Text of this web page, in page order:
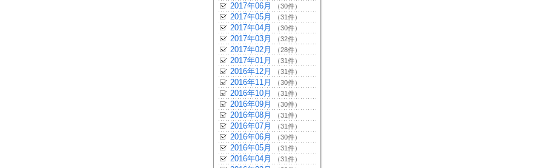
2017年06月 （30件）
2017年05月 （31件）
2017年04月 （30件）
2017年03月 （32件）
2017年02月 （28件）
2017年01月 （31件）
2016年12月 （31件）
2016年11月 （30件）
2016年10月 （31件）
2016年09月 （30件）
2016年08月 （31件）
2016年07月 （31件）
2016年06月 （30件）
2016年05月 （31件）
2016年04月 （31件）